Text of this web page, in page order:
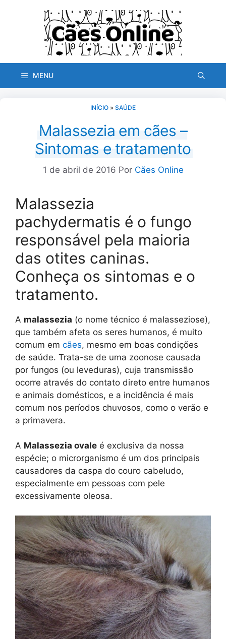
MENU
INÍCIO » SAÚDE
Malassezia em cães –
Sintomas e tratamento
1 de abril de 2016 Por Cães Online
Malassezia
pachydermatis é o fungo
responsável pela maioria
das otites caninas.
Conheça os sintomas e o
tratamento.
A malassezia (o nome técnico é malasseziose),
que também afeta os seres humanos, é muito
comum em cães, mesmo em boas condições
de saúde. Trata-se de uma zoonose causada
por fungos (ou leveduras), cuja transmissão
ocorre através do contato direto entre humanos
e animais domésticos, e a incidência é mais
comum nos períodos chuvosos, como o verão e
a primavera.
A Malassezia ovale é exclusiva da nossa
espécie; o microrganismo é um dos principais
causadores da caspa do couro cabeludo,
especialmente em pessoas com pele
excessivamente oleosa.